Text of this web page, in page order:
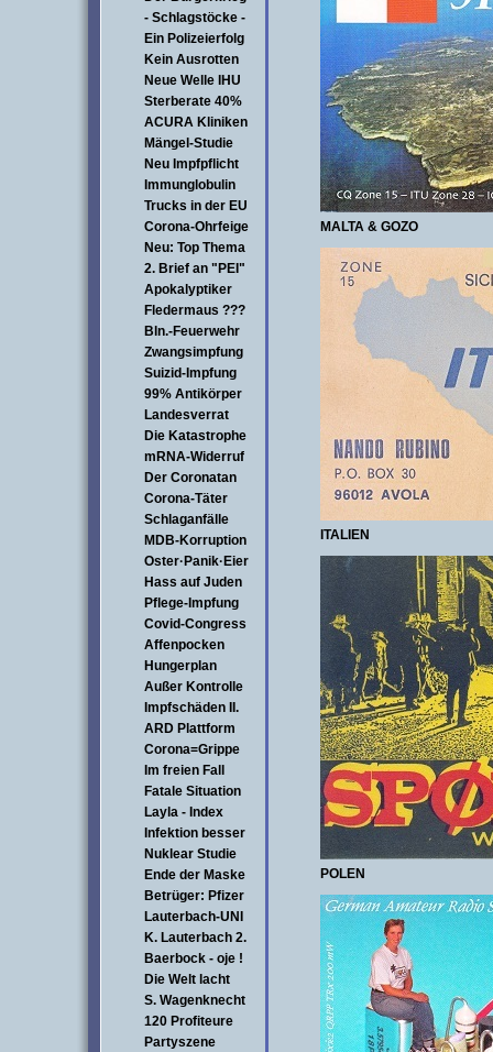
- Schlagstöcke -
Ein Polizeierfolg
Kein Ausrotten
Neue Welle IHU
Sterberate 40%
ACURA Kliniken
Mängel-Studie
Neu Impfpflicht
Immunglobulin
Trucks in der EU
Corona-Ohrfeige
Neu: Top Thema
2. Brief an "PEI"
Apokalyptiker
Fledermaus ???
Bln.-Feuerwehr
Zwangsimpfung
Suizid-Impfung
99% Antikörper
Landesverrat
Die Katastrophe
mRNA-Widerruf
Der Coronatan
Corona-Täter
Schlaganfälle
MDB-Korruption
Oster·Panik·Eier
Hass auf Juden
Pflege-Impfung
Covid-Congress
Affenpocken
Hungerplan
Außer Kontrolle
Impfschäden II.
ARD Plattform
Corona=Grippe
Im freien Fall
Fatale Situation
Layla - Index
Infektion besser
Nuklear Studie
Ende der Maske
Betrüger: Pfizer
Lauterbach-UNI
K. Lauterbach 2.
Baerbock - oje !
Die Welt lacht
S. Wagenknecht
120 Profiteure
Partyszene
MALTA & GOZO
ITALIEN
POLEN